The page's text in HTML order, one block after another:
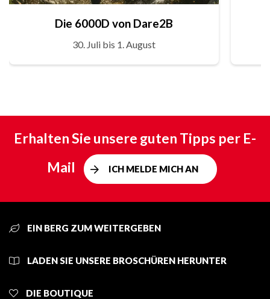
Die 6000D von Dare2B
30. Juli bis 1. August
Erhalten Sie unsere guten Tipps per E-
Mail
ICH MELDE MICH AN
EIN BERG ZUM WEITERGEBEN
LADEN SIE UNSERE BROSCHÜREN HERUNTER
DIE BOUTIQUE